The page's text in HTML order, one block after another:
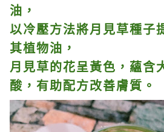
油，
以冷壓方法將月見草種子
其植物油，
月見草的花呈黃色，蘊含
酸，有助配方改善膚質。